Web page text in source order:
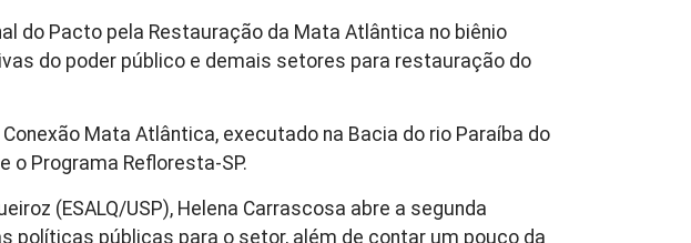
do Pacto pela Restauração da Mata Atlântica no biênio
do poder público e demais setores para restauração do
Mata Atlântica, executado na Bacia do rio Paraíba do
o Programa Refloresta-SP.
(ESALQ/USP), Helena Carrascosa abre a segunda
políticas públicas para o setor, além de contar um pouco da